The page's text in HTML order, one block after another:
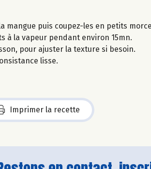
mangue puis coupez-les en petits
à la vapeur pendant environ 15mn.
pour ajuster la texture si besoin.
lisse.
Imprimer la recette